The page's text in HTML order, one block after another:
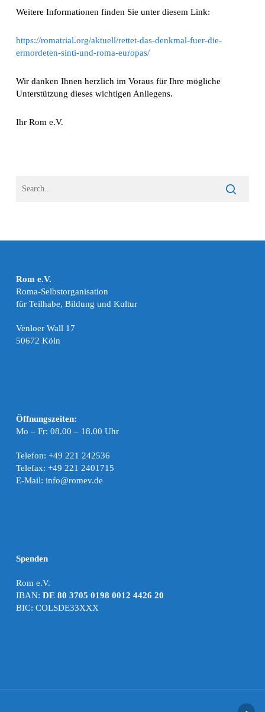
Weitere Informationen finden Sie unter diesem Link:
https://romatrial.org/aktuell/rettet-das-denkmal-fuer-die-
ermordeten-sinti-und-roma-europas/
Wir danken Ihnen herzlich im Voraus für Ihre mögliche
Unterstützung dieses wichtigen Anliegens.
Ihr Rom e.V.
Rom e.V.
Roma-Selbstorganisation
für Teilhabe, Bildung und Kultur
Venloer Wall 17
50672 Köln
Öffnungszeiten:
Mo – Fr: 08.00 – 18.00 Uhr
Telefon: +49 221 242536
Telefax: +49 221 2401715
E-Mail: info@romev.de
Spenden
Rom e.V.
IBAN: DE 80 3705 0198 0012 4426 20
BIC: COLSDE33XXX